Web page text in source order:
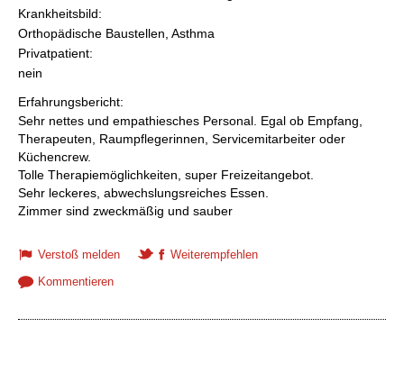
Krankheitsbild:
Orthopädische Baustellen, Asthma
Privatpatient:
nein
Erfahrungsbericht:
Sehr nettes und empathiesches Personal. Egal ob Empfang,
Therapeuten, Raumpflegerinnen, Servicemitarbeiter oder
Küchencrew.
Tolle Therapiemöglichkeiten, super Freizeitangebot.
Sehr leckeres, abwechslungsreiches Essen.
Zimmer sind zweckmäßig und sauber
Verstoß melden
Weiterempfehlen
Kommentieren